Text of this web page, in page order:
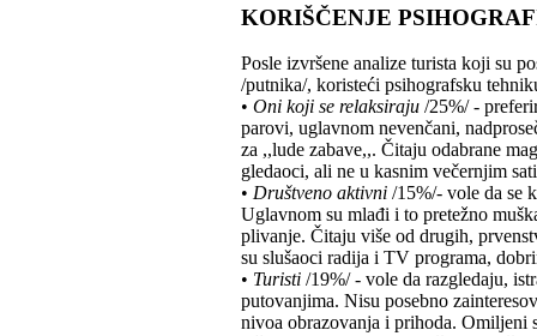
KORIŠČENJE
Posle izvršene analize turista koji su
/putnika/, koristeći psihografsku
• Oni koji se relaksiraju /25%/ -
parovi, uglavnom nevenčani,
za ,,lude zabave,,. Čitaju odabrane
gledaoci, ali ne u kasnim večernjim
• Društveno aktivni /15%/- vole da se
Uglavnom su mlađi i to pretežno
plivanje. Čitaju više od drugih,
su slušaoci radija i TV programa,
• Turisti /19%/ - vole da razgledaju,
putovanjima. Nisu posebno
nivoa obrazovanja i prihoda. Omiljeni